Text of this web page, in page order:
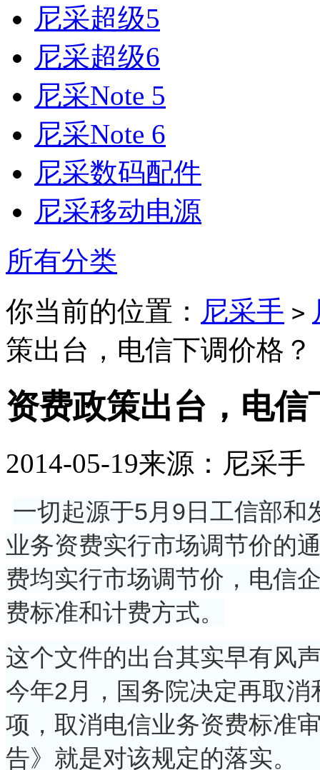
尼采超级5
尼采超级6
尼采Note 5
尼采Note 6
尼采数码配件
尼采移动电源
所有分类
你当前的位置： 尼采手 >
策出台，电信下调价格？
资费政策出台，电信
2014-05-19来源：尼采手
一切起源于5月9日工信部和
业务资费实行市场调节价的
费均实行市场调节价，电信
费标准和计费方式。
这个文件的出台其实早有风
今年2月，国务院决定再取
项，取消电信业务资费标准
告》就是对该规定的落实。